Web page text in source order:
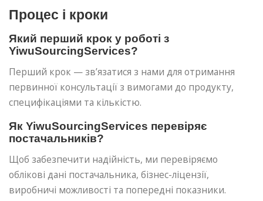
Процес і кроки
Який перший крок у роботі з
YiwuSourcingServices?
Перший крок — зв’язатися з нами для отримання
первинної консультації з вимогами до продукту,
специфікаціями та кількістю.
Як YiwuSourcingServices перевіряє
постачальників?
Щоб забезпечити надійність, ми перевіряємо
облікові дані постачальника, бізнес-ліцензії,
виробничі можливості та попередні показники.